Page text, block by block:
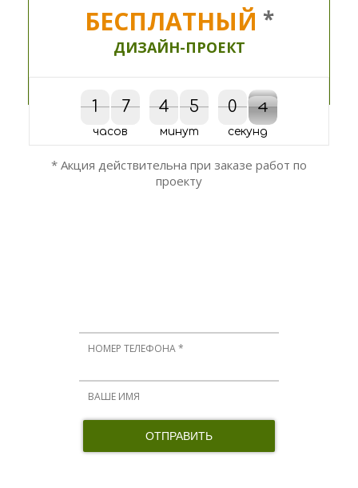
БЕСПЛАТНЫЙ *
ДИЗАЙН-ПРОЕКТ
1
1 7
7
часов
4
4 5
5
минут
0
0 4
3
3
4
секунд
* Акция действительна при заказе работ по
проекту